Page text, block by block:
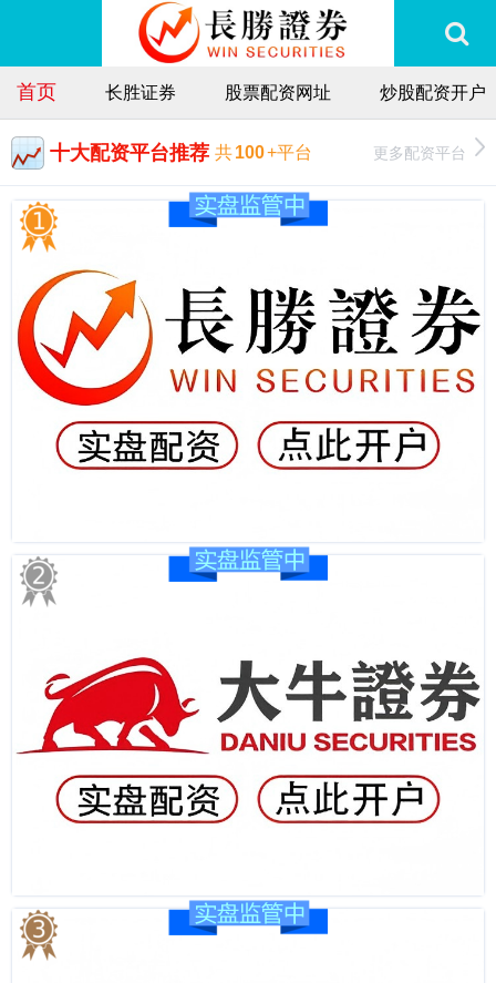
首页 长胜证券 股票配资网址 炒股配资开户
十大配资平台推荐 共100+平台 更多配资平台